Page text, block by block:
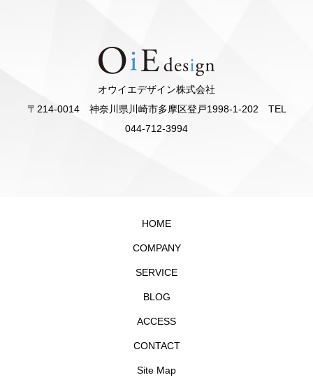
オウイエデザイン株式会社
〒214-0014 神奈川県川崎市多摩区登戸1998-1-202 TEL
044-712-3994
HOME
COMPANY
SERVICE
BLOG
ACCESS
CONTACT
Site Map